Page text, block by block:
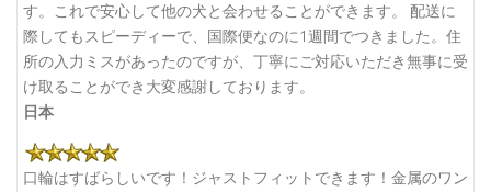
す。これで安心して他の犬と会わせることができます。 配送に
際してもスピーディーで、国際便なのに1週間でつきました。住
所の入力ミスがあったのですが、丁寧にご対応いただき無事に受
け取ることができ大変感謝しております。
日本
口輪はすばらしいです！ジャストフィットできます！金属のワン